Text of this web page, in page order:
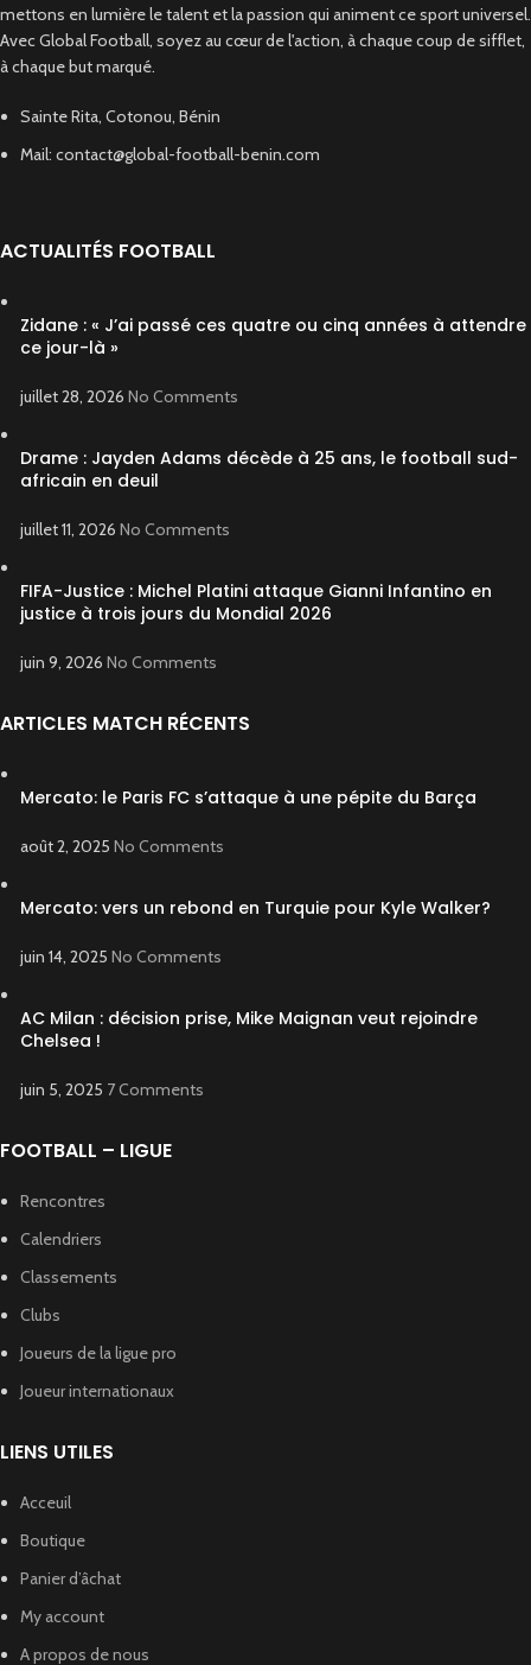
mettons en lumière le talent et la passion qui animent ce sport universel.
Avec Global Football, soyez au cœur de l'action, à chaque coup de sifflet,
à chaque but marqué.
Sainte Rita, Cotonou, Bénin
Mail: contact@global-football-benin.com
ACTUALITÉS FOOTBALL
Zidane : « J’ai passé ces quatre ou cinq années à attendre
ce jour-là »
juillet 28, 2026 No Comments
Drame : Jayden Adams décède à 25 ans, le football sud-
africain en deuil
juillet 11, 2026 No Comments
FIFA-Justice : Michel Platini attaque Gianni Infantino en
justice à trois jours du Mondial 2026
juin 9, 2026 No Comments
ARTICLES MATCH RÉCENTS
Mercato: le Paris FC s’attaque à une pépite du Barça
août 2, 2025 No Comments
Mercato: vers un rebond en Turquie pour Kyle Walker?
juin 14, 2025 No Comments
AC Milan : décision prise, Mike Maignan veut rejoindre
Chelsea !
juin 5, 2025 7 Comments
FOOTBALL – LIGUE
Rencontres
Calendriers
Classements
Clubs
Joueurs de la ligue pro
Joueur internationaux
LIENS UTILES
Acceuil
Boutique
Panier d’âchat
My account
A propos de nous